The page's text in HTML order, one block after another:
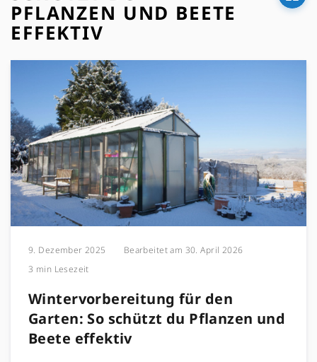
PFLANZEN UND BEETE
EFFEKTIV
9. Dezember 2025 Bearbeitet am 30. April 2026
3 min Lesezeit
Wintervorbereitung für den
Garten: So schützt du Pflanzen und
Beete effektiv